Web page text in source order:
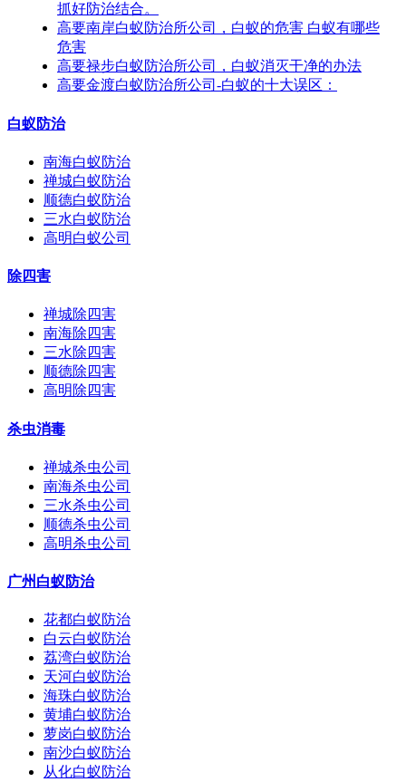
抓好防治结合。
高要南岸白蚁防治所公司，白蚁的危害 白蚁有哪些
危害
高要禄步白蚁防治所公司，白蚁消灭干净的办法
高要金渡白蚁防治所公司-白蚁的十大误区：
白蚁防治
南海白蚁防治
禅城白蚁防治
顺德白蚁防治
三水白蚁防治
高明白蚁公司
除四害
禅城除四害
南海除四害
三水除四害
顺德除四害
高明除四害
杀虫消毒
禅城杀虫公司
南海杀虫公司
三水杀虫公司
顺德杀虫公司
高明杀虫公司
广州白蚁防治
花都白蚁防治
白云白蚁防治
荔湾白蚁防治
天河白蚁防治
海珠白蚁防治
黄埔白蚁防治
萝岗白蚁防治
南沙白蚁防治
从化白蚁防治